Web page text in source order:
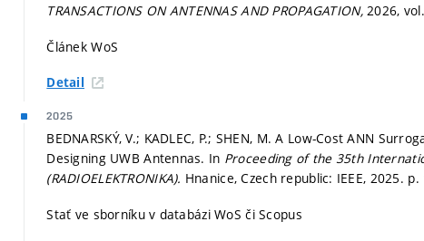
TRANSACTIONS ON ANTENNAS AND PROPAGATION,2026,
Článek WoS
Detail
2025
BEDNARSKÝ, V.; KADLEC, P.; SHEN, M. A Low-Cost ANN
Designing UWB Antennas. In Proceeding of the 35th
(RADIOELEKTRONIKA). Hnanice, Czech republic: IEEE, 2025. p.
Stať ve sborníku v databázi WoS či Scopus